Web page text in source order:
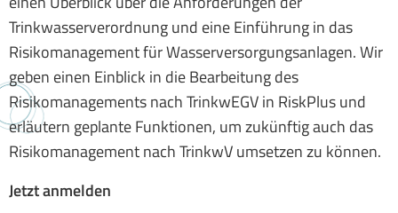
Trinkwasserverordnung und eine Einführung in das
Risikomanagement für Wasserversorgungsanlagen. Wir
geben einen Einblick in die Bearbeitung des
Risikomanagements nach TrinkwEGV in RiskPlus und
erläutern geplante Funktionen, um zukünftig auch das
Risikomanagement nach TrinkwV umsetzen zu können.
Jetzt anmelden